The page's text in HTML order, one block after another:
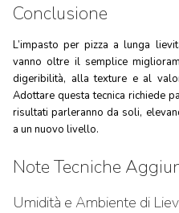
Conclusione
L’impasto per pizza a lunga
vanno oltre il semplice
digeribilità, alla texture e al
Adottare questa tecnica richiede
risultati parleranno da soli,
a un nuovo livello.
Note Tecniche
Umidità e Ambiente di